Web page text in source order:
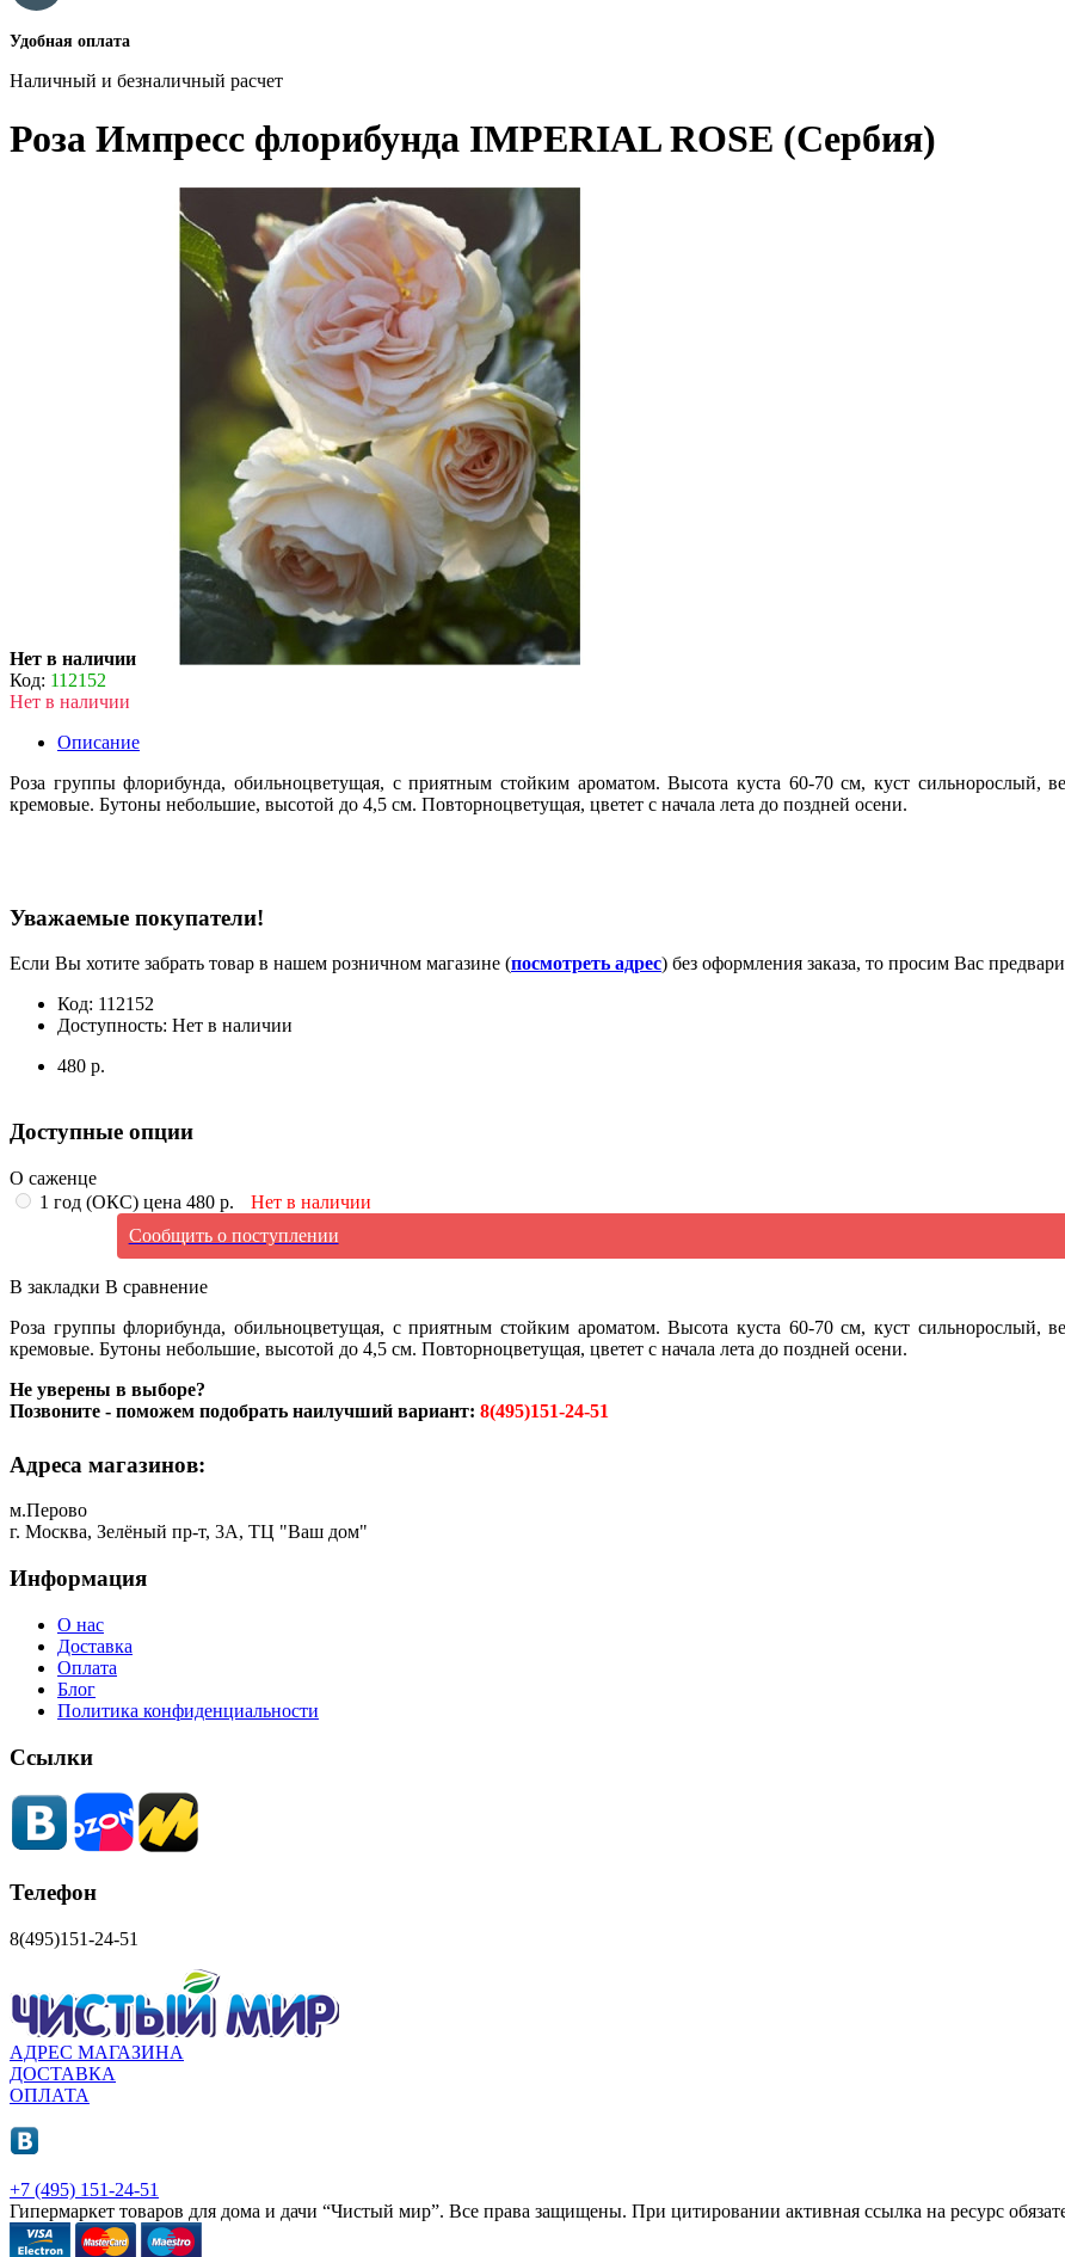
Удобная оплата
Наличный и безналичный расчет
Роза Импресс флорибунда IMPERIAL ROSE (Сербия)
Нет в наличии
Код: 112152
Нет в наличии
Описание
Роза группы флорибунда, обильноцветущая, с приятным стойким ароматом. Высота куста 60-70 см, куст сильнорослый,
кремовые. Бутоны небольшие, высотой до 4,5 см. Повторноцветущая, цветет с начала лета до поздней осени.
Уважаемые покупатели!
Если Вы хотите забрать товар в нашем розничном магазине (посмотреть адрес) без оформления заказа, то просим Вас
Код: 112152
Доступность: Нет в наличии
480 р.
Доступные опции
О саженце
1 год (ОКС) цена 480 р.
Нет в наличии
Сообщить о поступлении
В закладки В сравнение
Роза группы флорибунда, обильноцветущая, с приятным стойким ароматом. Высота куста 60-70 см, куст сильнорослый,
кремовые. Бутоны небольшие, высотой до 4,5 см. Повторноцветущая, цветет с начала лета до поздней осени.
Не уверены в выборе?
Позвоните - поможем подобрать наилучший вариант: 8(495)151-24-51
Адреса магазинов:
м.Перово
г. Москва, Зелёный пр-т, 3А, ТЦ "Ваш дом"
Информация
О нас
Доставка
Оплата
Блог
Политика конфиденциальности
Ссылки
Телефон
8(495)151-24-51
АДРЕС МАГАЗИНА
ДОСТАВКА
ОПЛАТА
+7 (495) 151-24-51
Гипермаркет товаров для дома и дачи “Чистый мир”. Все права защищены. При цитировании активная ссылка на ресурс